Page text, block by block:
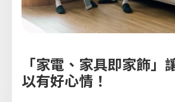
「家電、家具即家飾」
以有好心情！